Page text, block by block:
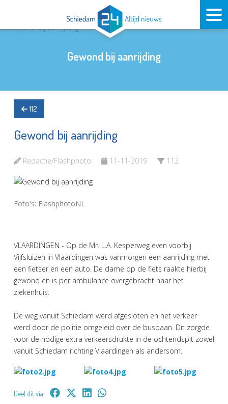
Gewond bij aanrijding
112
Gewond bij aanrijding
Redactie/Flashphoto 11-11-2019 112
Foto's: FlashphotoNL
VLAARDINGEN - Op de Mr. L.A. Kesperweg even voorbij
Vijfsluizen in Vlaardingen was vanmorgen een aanrijding met
een fietser en een auto. De dame op de fiets raakte hierbij
gewond en is per ambulance overgebracht naar het
ziekenhuis.
De weg vanuit Schiedam werd afgesloten en het verkeer
werd door de politie omgeleid over de busbaan. Dit zorgde
voor de nodige extra verkeersdrukte in de ochtendspit zowel
vanuit Schiedam richting Vlaardingen als andersom.
Deel dit via: